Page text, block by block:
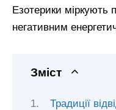
Езотерики міркують
негативним
Зміст
Традиції